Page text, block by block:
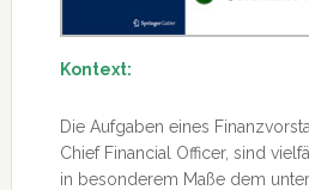
Kontext:
Die Aufgaben eines
Chief Financial Officer, sind
in besonderem Maße dem